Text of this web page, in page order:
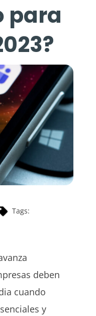
para
Tags:
deben
cuando
y